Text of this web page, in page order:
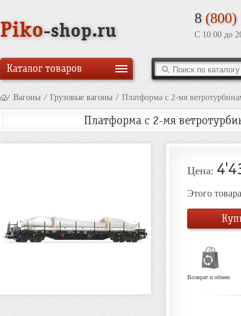
Piko-shop.ru
8 (800)
С 10:00 до
Каталог товаров
/ Вагоны / Грузовые вагоны / Платформа с 2-мя
Платформа с 2-мя
Цена:
Этого
Возврат и обмен